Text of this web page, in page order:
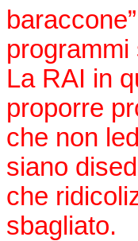
La RAI in
proporre
che non
siano
che
sbagliato.